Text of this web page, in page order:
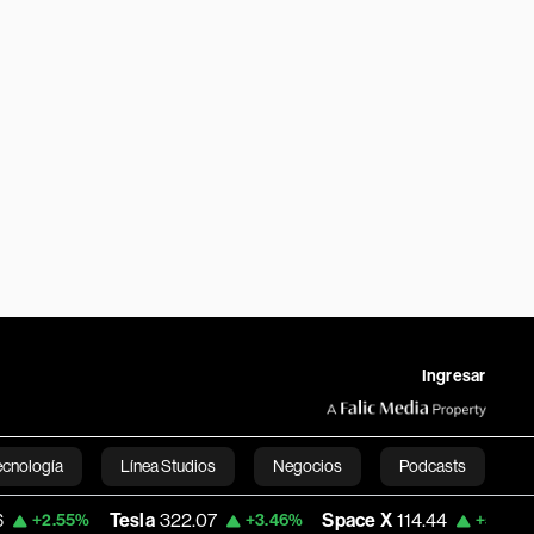
Ingresar
Línea Studios Negocios Podcasts
English
Tesla 322.07 +3.46% Space X 114.44 +5.65%